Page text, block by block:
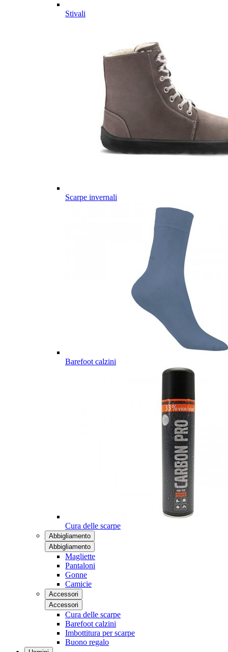
Stivali
Scarpe invernali
Barefoot calzini
Cura delle scarpe
Abbigliamento
Abbigliamento
Magliette
Pantaloni
Gonne
Camicie
Accessori
Accessori
Cura delle scarpe
Barefoot calzini
Imbottitura per scarpe
Buono regalo